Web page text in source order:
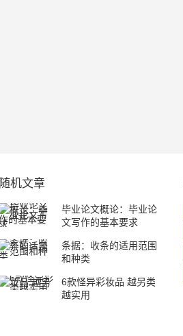
随机文章
毕业论文概论：毕业论
文写作的基本要求
条据：收条的适用范围
和种类
6款怪异彩妆品 越另类
越实用